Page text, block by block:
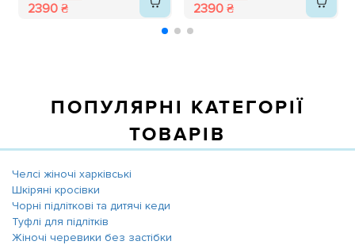
2390 ₴ 2390 ₴
ПОПУЛЯРНІ КАТЕГОРІЇ
ТОВАРІВ
Челсі жіночі харківські
Шкіряні кросівки
Чорні підліткові та дитячі кеди
Туфлі для підлітків
Жіночі черевики без застібки